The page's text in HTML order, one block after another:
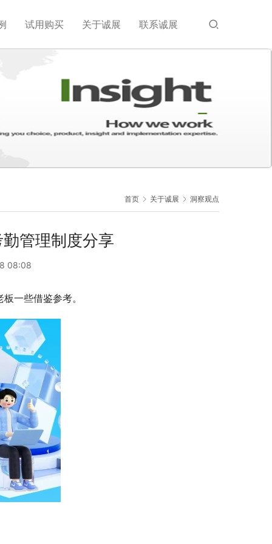
试用购买 关于诚展 联系诚展
首页 关于诚展 洞察观点
勤管理制度分享
08:08
一些借鉴参考。